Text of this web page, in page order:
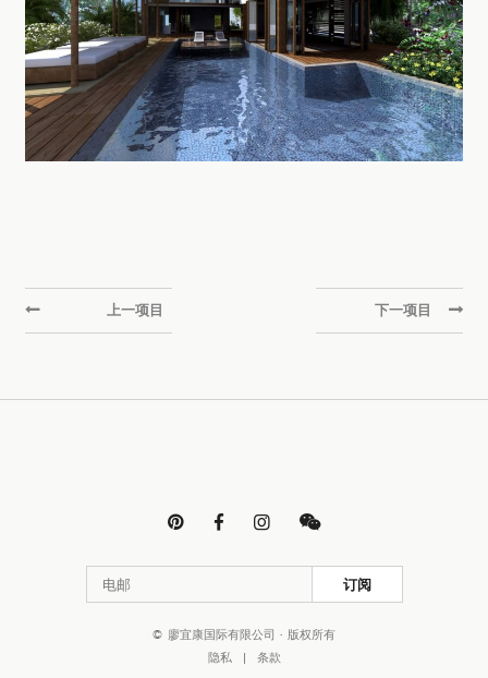
上一项目 下一项目
   
订阅
© 廖宜康国际有限公司 · 版权所有
隐私
| 条款